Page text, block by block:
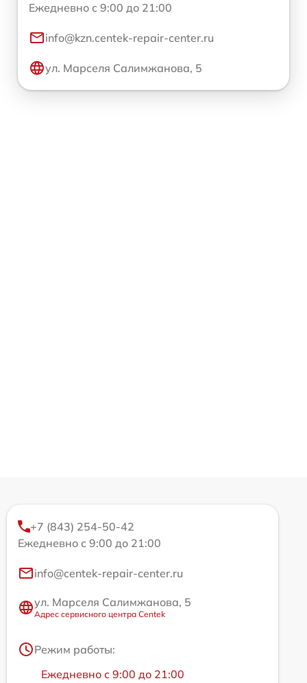
Ежедневно с 9:00 до 21:00
info@kzn.centek-repair-center.ru
ул. Марселя Салимжанова, 5
+7 (843) 254-50-42
Ежедневно с 9:00 до 21:00
info@centek-repair-center.ru
ул. Марселя Салимжанова, 5
Адрес сервисного центра Centek
Режим работы:
Ежедневно с 9:00 до 21:00